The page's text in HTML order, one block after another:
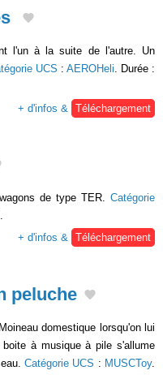
l'un à la suite de l'autre. Un
UCS : AEROHeli . Durée :
+ d'infos &
Téléchargement
de type TER. Catégorie
+ d'infos & Téléchargement
peluche
domestique lorsqu'on lui
à musique à pile s'allume
Catégorie UCS : MUSCToy.